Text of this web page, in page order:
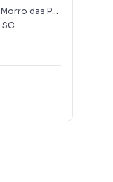
Morro das Pedras
SC